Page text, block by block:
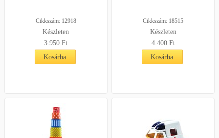
Cikkszám: 12918
Készleten
3.950Ft
Kosárba
Cikkszám: 18515
Készleten
4.400 Ft
Kosárba